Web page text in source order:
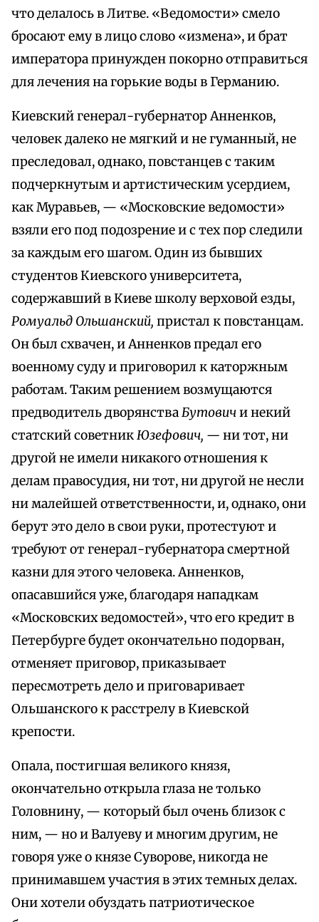
что делалось в Литве. «Ведомости» смело
бросают ему в лицо слово «измена», и брат
императора принужден покорно отправиться
для лечения на горькие воды в Германию.
Киевский генерал-губернатор Анненков,
человек далеко не мягкий и не гуманный, не
преследовал, однако, повстанцев с таким
подчеркнутым и артистическим усердием,
как Муравьев, — «Московские ведомости»
взяли его под подозрение и с тех пор следили
за каждым его шагом. Один из бывших
студентов Киевского университета,
содержавший в Киеве школу верховой езды,
Ромуальд Ольшанский, пристал к повстанцам.
Он был схвачен, и Анненков предал его
военному суду и приговорил к каторжным
работам. Таким решением возмущаются
предводитель дворянстваБутовичи некий
статский советникЮзефович, — ни тот, ни
другой не имели никакого отношения к
делам правосудия, ни тот, ни другой не несли
ни малейшей ответственности, и, однако, они
берут это дело в свои руки, протестуют и
требуют от генерал-губернатора смертной
казни для этого человека. Анненков,
опасавшийся уже, благодаря нападкам
«Московских ведомостей», что его кредит в
Петербурге будет окончательно подорван,
отменяет приговор, приказывает
пересмотреть дело и приговаривает
Ольшанского к расстрелу в Киевской
крепости.
Опала, постигшая великого князя,
окончательно открыла глаза не только
Головнину, — который был очень близок с
ним, — но и Валуеву и многим другим, не
говоря уже о князе Суворове, никогда не
принимавшем участия в этих темных делах.
Они хотели обуздать патриотическое